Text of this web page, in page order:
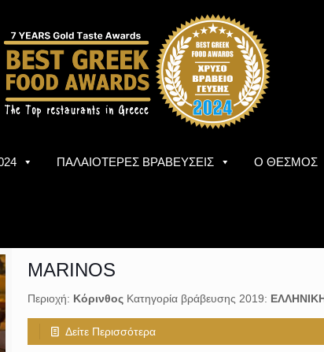
ΠΑΛΑΙΟΤΕΡΕΣ ΒΡΑΒΕΥΣΕΙΣ Ο ΘΕΣΜΟΣ
MARINOS
Περιοχή: ΚόρινθοςΚατηγορία βράβευσης 2019:
Δείτε Περισσότερα